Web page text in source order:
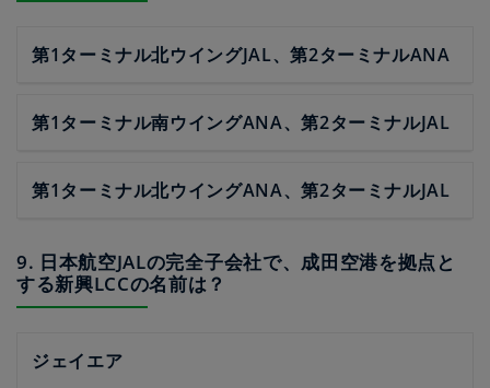
第1ターミナル北ウイングJAL、第2ターミナルANA
第1ターミナル南ウイングANA、第2ターミナルJAL
第1ターミナル北ウイングANA、第2ターミナルJAL
9. 日本航空JALの完全子会社で、成田空港を拠点と
する新興LCCの名前は？
ジェイエア